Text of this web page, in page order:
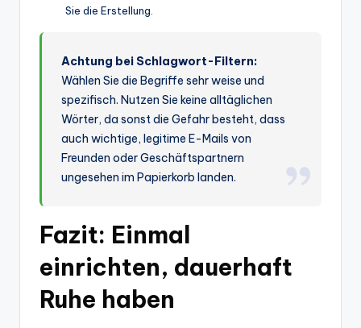
Sie die Erstellung.
Achtung bei Schlagwort-Filtern:
Wählen Sie die Begriffe sehr weise und
spezifisch. Nutzen Sie keine alltäglichen
Wörter, da sonst die Gefahr besteht, dass
auch wichtige, legitime E-Mails von
Freunden oder Geschäftspartnern
ungesehen im Papierkorb landen.
Fazit: Einmal
einrichten, dauerhaft
Ruhe haben